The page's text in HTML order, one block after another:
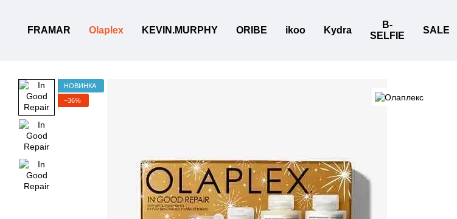
FRAMAR Olaplex KEVIN.MURPHY ORIBE ikoo Kydra
B-
SELFIE
SALE
НОВИНКА
−36%